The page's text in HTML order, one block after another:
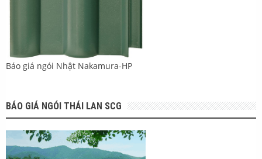
Báo giá ngói Nhật Nakamura-HP
BÁO GIÁ NGÓI THÁI LAN SCG